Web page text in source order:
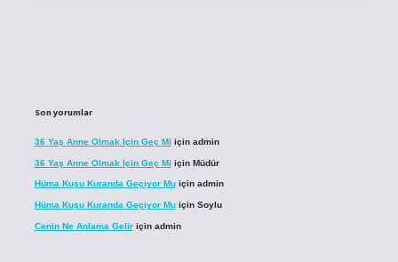
Son yorumlar
36 Yaş Anne Olmak Için Geç Mi için admin
36 Yaş Anne Olmak Için Geç Mi için Müdür
Hüma Kuşu Kuranda Geçiyor Muiçin admin
Hüma Kuşu Kuranda Geçiyor Muiçin Soylu
Cenin Ne Anlama Geliriçin admin